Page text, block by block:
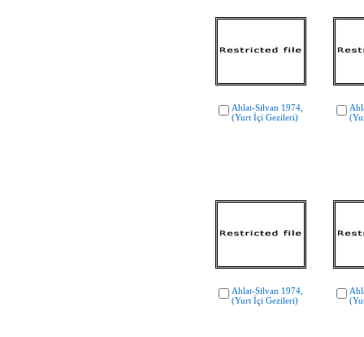
Ahlat-Silvan 1974,
(Yurt İçi Gezileri)
Ahlat-Silvan 1974,
(Yurt İçi Gezileri)